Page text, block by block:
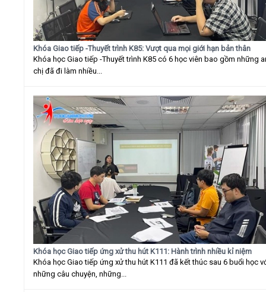
Khóa Giao tiếp -Thuyết trình K85: Vượt qua mọi giới hạn bản thân
Khóa học Giao tiếp -Thuyết trình K85 có 6 học viên bao gồm những
chị đã đi làm nhiều...
Khóa học Giao tiếp ứng xử thu hút K111: Hành trình nhiều kỉ niệm
Khóa học Giao tiếp ứng xử thu hút K111 đã kết thúc sau 6 buổi học
những câu chuyện, những...